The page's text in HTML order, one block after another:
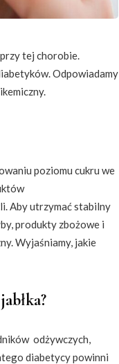
tej chorobie.
Odpowiadamy
poziomu cukru we
Aby utrzymać stabilny
produkty zbożowe i
Wyjaśniamy, jakie
odżywczych,
diabetycy powinni